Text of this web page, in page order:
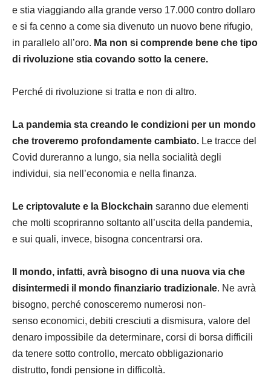
e stia viaggiando alla grande verso 17.000 contro dollaro
e si fa cenno a come sia divenuto un nuovo bene rifugio,
in parallelo all’oro. Ma non si comprende bene che tipo
di rivoluzione stia covando sotto la cenere.
Perché di rivoluzione si tratta e non di altro.
La pandemia sta creando le condizioni per un mondo
che troveremo profondamente cambiato. Le tracce del
Covid dureranno a lungo, sia nella socialità degli
individui, sia nell’economia e nella finanza.
Le criptovalute e la Blockchain saranno due elementi
che molti scopriranno soltanto all’uscita della pandemia,
e sui quali, invece, bisogna concentrarsi ora.
Il mondo, infatti, avrà bisogno di una nuova via che
disintermedi il mondo finanziario tradizionale. Ne avrà
bisogno, perché conosceremo numerosi non-
senso economici, debiti cresciuti a dismisura, valore del
denaro impossibile da determinare, corsi di borsa difficili
da tenere sotto controllo, mercato obbligazionario
distrutto, fondi pensione in difficoltà.